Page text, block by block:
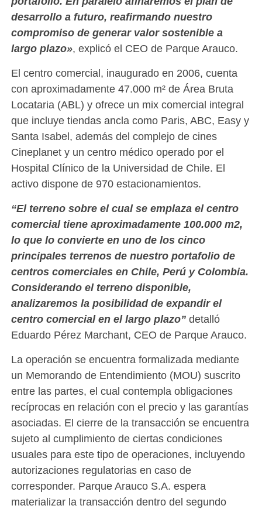
desarrollo a futuro, reafirmando nuestro
compromiso de generar valor sostenible a
largo plazo», explicó el CEO de Parque Arauco.
El centro comercial, inaugurado en 2006, cuenta
con aproximadamente 47.000 m² de Área Bruta
Locataria (ABL) y ofrece un mix comercial integral
que incluye tiendas ancla como Paris, ABC, Easy y
Santa Isabel, además del complejo de cines
Cineplanet y un centro médico operado por el
Hospital Clínico de la Universidad de Chile. El
activo dispone de 970 estacionamientos.
“El terreno sobre el cual se emplaza el centro
comercial tiene aproximadamente 100.000 m2,
lo que lo convierte en uno de los cinco
principales terrenos de nuestro portafolio de
centros comerciales en Chile, Perú y Colombia.
Considerando el terreno disponible,
analizaremos la posibilidad de expandir el
centro comercial en el largo plazo”detalló
Eduardo Pérez Marchant, CEO de Parque Arauco.
La operación se encuentra formalizada mediante
un Memorando de Entendimiento (MOU) suscrito
entre las partes, el cual contempla obligaciones
recíprocas en relación con el precio y las garantías
asociadas. El cierre de la transacción se encuentra
sujeto al cumplimiento de ciertas condiciones
usuales para este tipo de operaciones, incluyendo
autorizaciones regulatorias en caso de
corresponder. Parque Arauco S.A. espera
materializar la transacción dentro del segundo